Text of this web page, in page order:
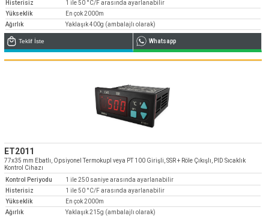
Histerisiz
1 ile 50 °C/F arasında ayarlanabilir
Yükseklik
En çok 2000m
Ağırlık
Yaklaşık 400g (ambalajlı olarak)
Teklif İste Whatsapp
ET2011
77x35 mm Ebatlı, Opsiyonel Termokupl veya PT 100 Girişli, SSR + Röle Çıkışlı, PID Sıcaklık
Kontrol Cihazı
Kontrol Periyodu
1 ile 250 saniye arasında ayarlanabilir
Histerisiz
1 ile 50 °C/F arasında ayarlanabilir
Yükseklik
En çok 2000m
Ağırlık
Yaklaşık 215g (ambalajlı olarak)